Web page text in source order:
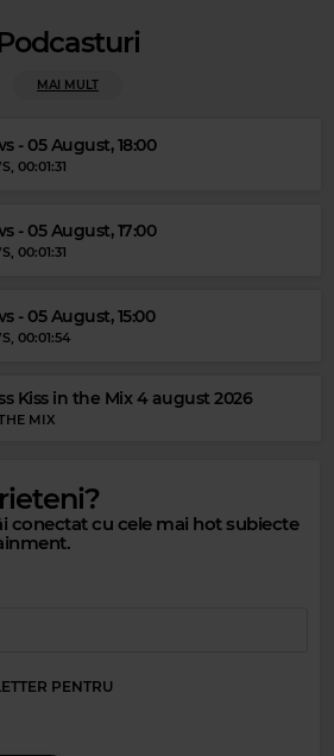
PARTY MIX
MAI MULT
- 05 August, 18:00
, 00:01:31
- 05 August, 17:00
, 00:01:31
- 05 August, 15:00
, 00:01:54
Kiss in the Mix 4 august 2026
MIX
conectat cu cele mai hot subiecte
PENTRU